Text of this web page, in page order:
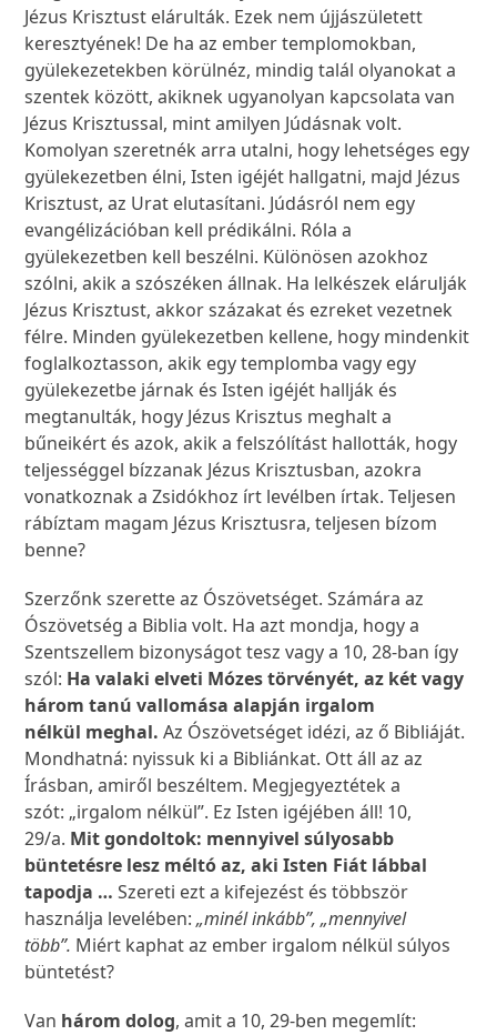
Jézus Krisztust elárulták. Ezek nem újjászületett
keresztyének! De ha az ember templomokban,
gyülekezetekben körülnéz, mindig talál olyanokat a
szentek között, akiknek ugyanolyan kapcsolata van
Jézus Krisztussal, mint amilyen Júdásnak volt.
Komolyan szeretnék arra utalni, hogy lehetséges egy
gyülekezetben élni, Isten igéjét hallgatni, majd Jézus
Krisztust, az Urat elutasítani. Júdásról nem egy
evangélizációban kell prédikálni. Róla a
gyülekezetben kell beszélni. Különösen azokhoz
szólni, akik a szószéken állnak. Ha lelkészek elárulják
Jézus Krisztust, akkor százakat és ezreket vezetnek
félre. Minden gyülekezetben kellene, hogy mindenkit
foglalkoztasson, akik egy templomba vagy egy
gyülekezetbe járnak és Isten igéjét hallják és
megtanulták, hogy Jézus Krisztus meghalt a
bűneikért és azok, akik a felszólítást hallották, hogy
teljességgel bízzanak Jézus Krisztusban, azokra
vonatkoznak a Zsidókhoz írt levélben írtak. Teljesen
rábíztam magam Jézus Krisztusra, teljesen bízom
benne?
Szerzőnk szerette az Ószövetséget. Számára az
Ószövetség a Biblia volt. Ha azt mondja, hogy a
Szentszellem bizonyságot tesz vagy a 10, 28-ban így
szól: Ha valaki elveti Mózes törvényét, az két vagy
három tanú vallomása alapján irgalom
nélkül meghal.Az Ószövetséget idézi, az ő Bibliáját.
Mondhatná: nyissuk ki a Bibliánkat. Ott áll az az
Írásban, amiről beszéltem. Megjegyeztétek a
szót: „irgalom nélkül”. Ez Isten igéjében áll! 10,
29/a. Mit gondoltok: mennyivel súlyosabb
büntetésre lesz méltó az, aki Isten Fiát lábbal
tapodja …Szereti ezt a kifejezést és többször
használja levelében:„minél inkább”, „mennyivel
több”. Miért kaphat az ember irgalom nélkül súlyos
büntetést?
Van három dolog, amit a 10, 29-ben megemlít: